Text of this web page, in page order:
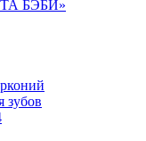
БЭБИ»
зубов